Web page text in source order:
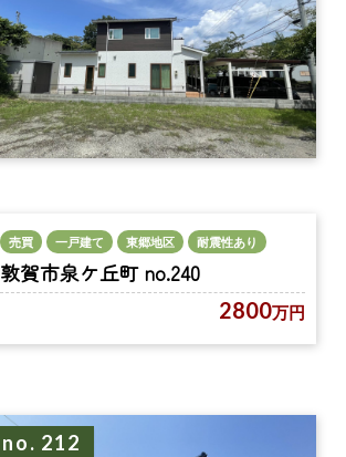
売買 一戸建て 東郷地区 耐震性あり
敦賀市泉ケ丘町 no.240
2800万円
no. 212